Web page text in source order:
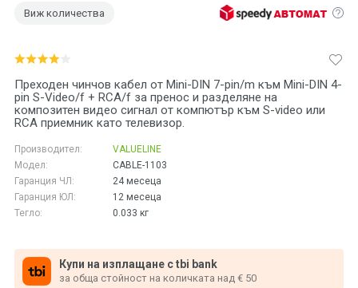
Преходен чинчов кабел от Mini-DIN 7-pin/m към Mini-DIN 4-
pin S-Video/f + RCA/f за пренос и разделяне на
композитен видео сигнал от компютър към S-video или
RCA приемник като телевизор.
Производител:
VALUELINE
Модел:
CABLE-1103
Гаранция ЧЛ:
24 месеца
Гаранция ЮЛ:
12 месеца
Тегло:
0.033 кг
Купи на изплащане с tbi bank
за обща стойност на количката над € 50
Виж количества